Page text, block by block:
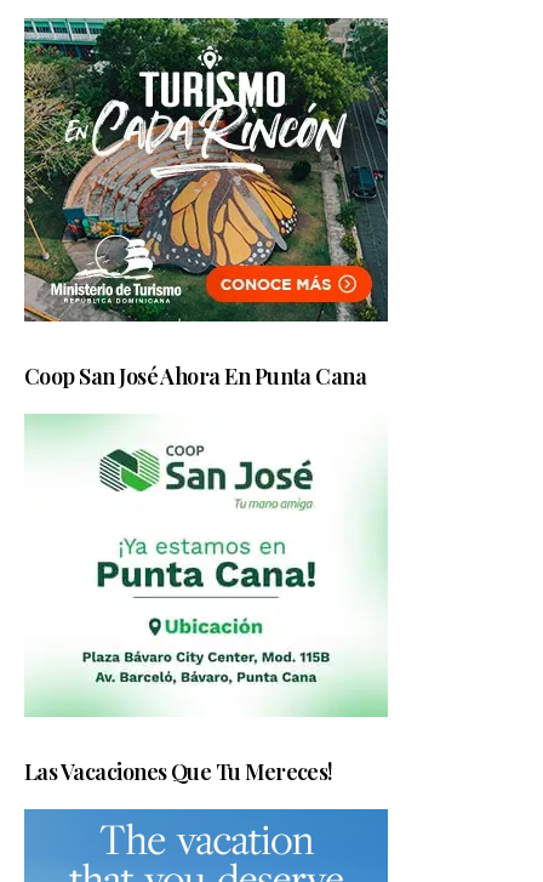
Coop San José Ahora En Punta Cana
Las Vacaciones Que Tu Mereces!